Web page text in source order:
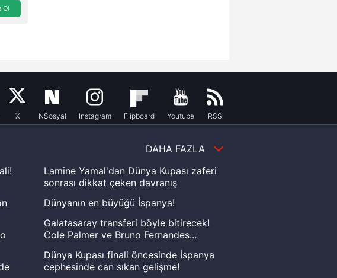
Ol
X NSosyal Instagram Flipboard Youtube RSS
DAHA FAZLA
Lamine Yamal'dan Dünya Kupası zaferi
sonrası dikkat çeken davranış
Dünyanın en büyüğü İspanya!
Galatasaray transferi böyle bitirecek!
Cole Palmer ve Bruno Fernandes...
Dünya Kupası finali öncesinde İspanya
cephesinde can sıkan gelişme!